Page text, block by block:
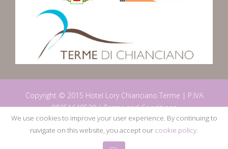
Copyright © 2015 Hotel Lory Chianciano Terme | P.IVA
00251640520 |Terms and Conditions
WebEconomy.it
We use cookies to improve your user experience. By continuing to
navigate on this website, you accept our cookie policy.